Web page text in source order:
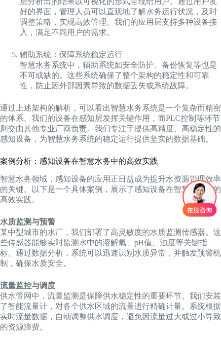
好的界面，管理人员可以直观地了解水务运行状况，及时
调整策略，实现高效管理。我们的应用层支持多种设备接
入，满足不同用户的需求。
辅助系统：保障系统稳定运行
智慧水务系统中，辅助系统如安全防护、备份恢复等也是
不可或缺的。这些系统确保了整个架构的稳定性和可靠
性，防止因外部因素导致的数据丢失或系统故障。
通过上述架构的解析，可以看出智慧水务系统是一个复杂而精密
的体系。我们的设备在感知层发挥关键作用，而PLC控制等环节
则交由其他专业厂商负责。我们专注于提供高精度、高稳定性的
感知设备，为智慧水务系统的稳定运行提供坚实的数据基础。
案例分析：感知设备在智慧水务中的高效实践
智慧水务领域，感知设备的应用正日益成为提升水资源管理效率
的关键。以下是一个具体案例，展示了感知设备在智慧水务中的
高效实践。
水质监测与预警
某中型城市的水厂，我们部署了高灵敏度的水质监测传感器。这
些传感器能够实时监测水中的溶解氧、pH值、浊度等关键指
标。通过数据分析，系统可以迅速识别水质异常，并触发预警机
制，确保水质安全。
流量监控与调度
供水管网中，流量监测是保障供水稳定性的重要环节。我们安装
了智能流量计，对各个供水区域的流量进行精确计量。系统根据
实时流量数据，自动调整供水调度，避免因流量过大或过小导致
的资源浪费。